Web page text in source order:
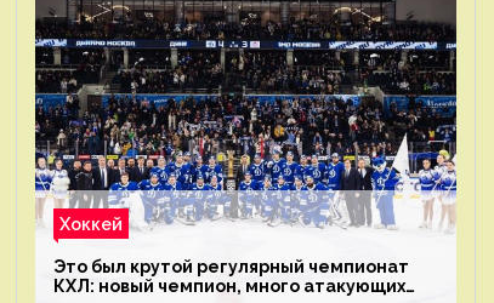
Хоккей
Это был крутой регулярный чемпионат
КХЛ: новый чемпион, много атакующих